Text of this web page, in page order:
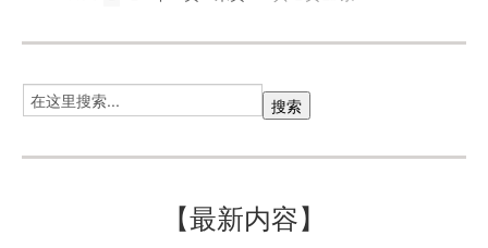
【最新内容】